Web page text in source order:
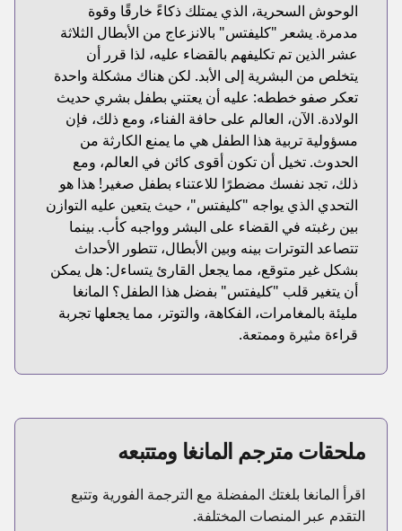
الوحوش السحرية، الذي يمتلك ذكاءً خارقًا وقوة
مدمرة. يشعر "كليفتس" بالانزعاج من الأبطال الثلاثة
عشر الذين تم تكليفهم بالقضاء عليه، لذا قرر أن
يتخلص من البشرية إلى الأبد. لكن هناك مشكلة واحدة
تعكر صفو خططه: عليه أن يعتني بطفل بشري حديث
الولادة. الآن، العالم على حافة الفناء، ومع ذلك، فإن
مسؤولية تربية هذا الطفل هي ما يمنع الكارثة من
الحدوث. تخيل أن تكون أقوى كائن في العالم، ومع
ذلك، تجد نفسك مضطرًا للاعتناء بطفل صغير! هذا هو
التحدي الذي يواجه "كليفتس"، حيث يتعين عليه التوازن
بين رغبته في القضاء على البشر وواجبه كأب. بينما
تتصاعد التوترات بينه وبين الأبطال، تتطور الأحداث
بشكل غير متوقع، مما يجعل القارئ يتساءل: هل يمكن
أن يتغير قلب "كليفتس" بفضل هذا الطفل؟ المانغا
مليئة بالمغامرات، الفكاهة، والتوتر، مما يجعلها تجربة
قراءة مثيرة وممتعة.
ملحقات مترجم المانغا ومتتبعه
اقرأ المانغا بلغتك المفضلة مع الترجمة الفورية وتتبع
التقدم عبر المنصات المختلفة.